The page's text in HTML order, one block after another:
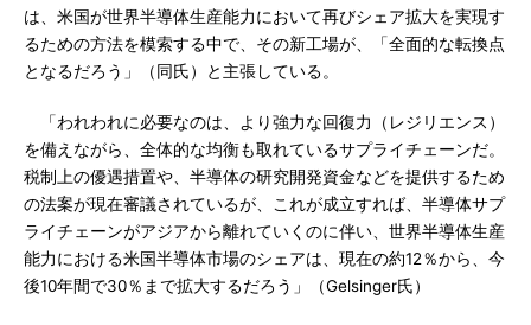
は、米国が世界半導体生産能力において再びシェア拡大を実現す
るための方法を模索する中で、その新工場が、「全面的な転換点
となるだろう」（同氏）と主張している。
「われわれに必要なのは、より強力な回復力（レジリエンス）
を備えながら、全体的な均衡も取れているサプライチェーンだ。
税制上の優遇措置や、半導体の研究開発資金などを提供するため
の法案が現在審議されているが、これが成立すれば、半導体サプ
ライチェーンがアジアから離れていくのに伴い、世界半導体生産
能力における米国半導体市場のシェアは、現在の約12％から、今
後10年間で30％まで拡大するだろう」（Gelsinger氏）